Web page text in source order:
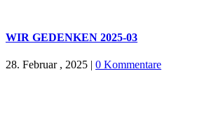
WIR GEDENKEN 2025-03
28. Februar , 2025 | 0 Kommentare